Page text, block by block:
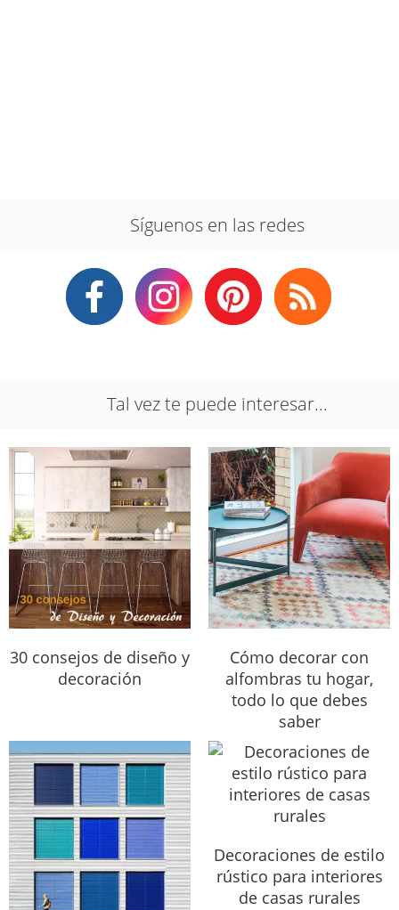
Síguenos en las redes
Tal vez te puede interesar...
30 consejos de diseño y
decoración
Cómo decorar con
alfombras tu hogar,
todo lo que debes
saber
Decoraciones de estilo
rústico para interiores
de casas rurales